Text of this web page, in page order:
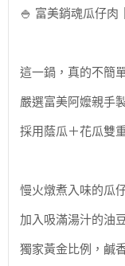
🍚 富美銷魂瓜仔肉
這一鍋，真的不簡
嚴選富美阿嬤親手
採用蔭瓜＋花瓜雙
慢火燉煮入味的瓜
加入吸滿湯汁的油
獨家黃金比例，鹹